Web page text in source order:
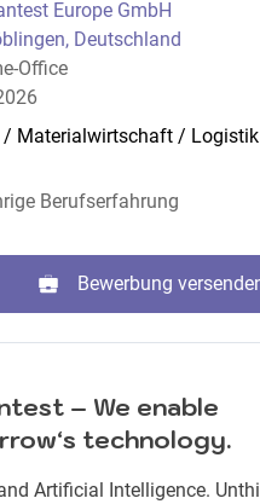
Europe GmbH
Deutschland
Office
/ Materialwirtschaft / Logistik
Berufserfahrung
Bewerbung
– We enable
technology.
and Artificial Intelligence.